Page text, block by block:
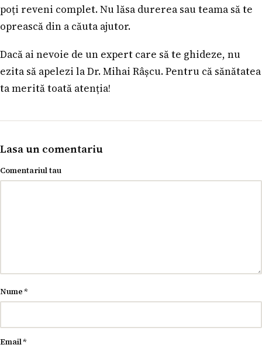
poți reveni complet. Nu lăsa durerea sau teama să te
oprească din a căuta ajutor.
Dacă ai nevoie de un expert care să te ghideze, nu
ezita să apelezi la Dr. Mihai Râșcu. Pentru că sănătatea
ta merită toată atenția!
Lasa un comentariu
Comentariul tau
Nume*
Email*